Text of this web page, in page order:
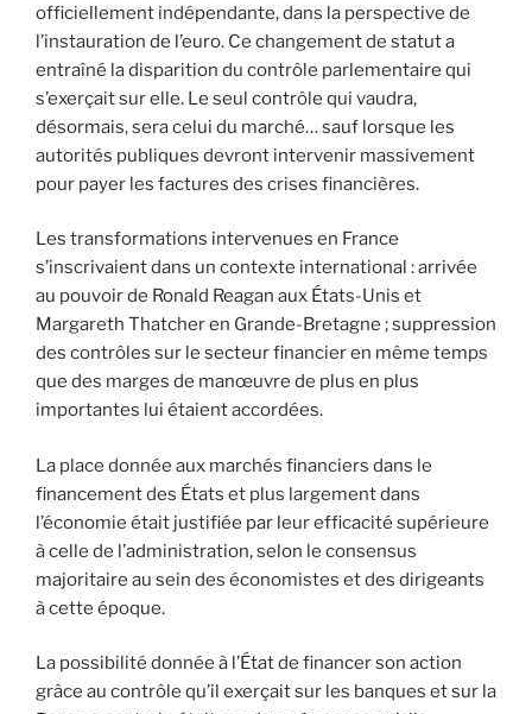
officiellement indépendante, dans la perspective de
l’instauration de l’euro. Ce changement de statut a
entraîné la disparition du contrôle parlementaire qui
s’exerçait sur elle. Le seul contrôle qui vaudra,
désormais, sera celui du marché… sauf lorsque les
autorités publiques devront intervenir massivement
pour payer les factures des crises financières.
Les transformations intervenues en France
s’inscrivaient dans un contexte international : arrivée
au pouvoir de Ronald Reagan aux États-Unis et
Margareth Thatcher en Grande-Bretagne ; suppression
des contrôles sur le secteur financier en même temps
que des marges de manœuvre de plus en plus
importantes lui étaient accordées.
La place donnée aux marchés financiers dans le
financement des États et plus largement dans
l’économie était justifiée par leur efficacité supérieure
à celle de l’administration, selon le consensus
majoritaire au sein des économistes et des dirigeants
à cette époque.
La possibilité donnée à l’État de financer son action
grâce au contrôle qu’il exerçait sur les banques et sur la